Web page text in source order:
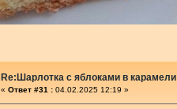
Re:Шарлотка с яблоками в карамели
« Ответ #31 : 04.02.2025 12:19 »